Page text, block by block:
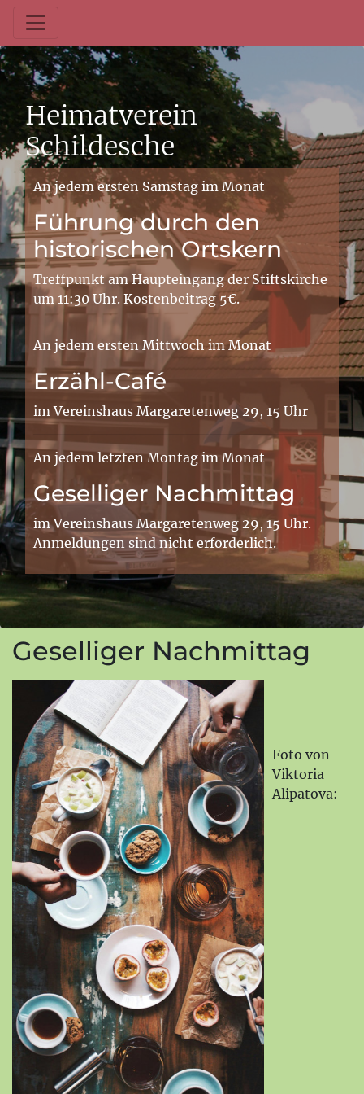
Heimatverein
Schildesche
An jedem ersten Samstag im Monat
Führung durch den
historischen Ortskern
Treffpunkt am Haupteingang der Stiftskirche
um 11:30 Uhr. Kostenbeitrag 5€.
An jedem ersten Mittwoch im Monat
Erzähl-Café
im Vereinshaus Margaretenweg 29, 15 Uhr
An jedem letzten Montag im Monat
Geselliger Nachmittag
im Vereinshaus Margaretenweg 29, 15 Uhr.
Anmeldungen sind nicht erforderlich.
Geselliger Nachmittag
Foto von
Viktoria
Alipatova: